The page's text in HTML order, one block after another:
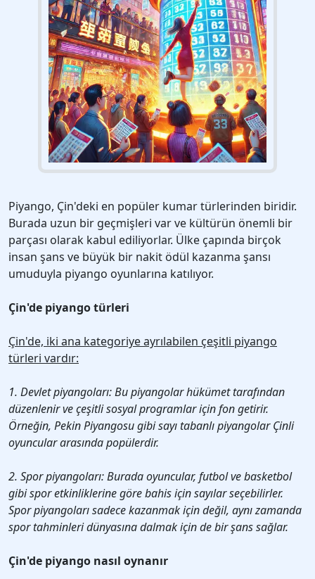
Piyango, Çin'deki en popüler kumar türlerinden biridir.
Burada uzun bir geçmişleri var ve kültürün önemli bir
parçası olarak kabul ediliyorlar. Ülke çapında birçok
insan şans ve büyük bir nakit ödül kazanma şansı
umuduyla piyango oyunlarına katılıyor.
Çin'de piyango türleri
Çin'de, iki ana kategoriye ayrılabilen çeşitli piyango
türleri vardır:
1. Devlet piyangoları: Bu piyangolar hükümet tarafından
düzenlenir ve çeşitli sosyal programlar için fon getirir.
Örneğin, Pekin Piyangosu gibi sayı tabanlı piyangolar Çinli
oyuncular arasında popülerdir.
2. Spor piyangoları: Burada oyuncular, futbol ve basketbol
gibi spor etkinliklerine göre bahis için sayılar seçebilirler.
Spor piyangoları sadece kazanmak için değil, aynı zamanda
spor tahminleri dünyasına dalmak için de bir şans sağlar.
Çin'de piyango nasıl oynanır